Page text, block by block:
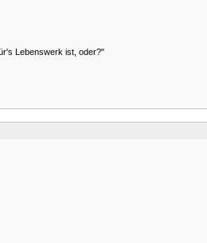
Lebenswerk ist, oder?"